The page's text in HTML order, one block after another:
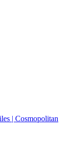
| Cosmopolitan